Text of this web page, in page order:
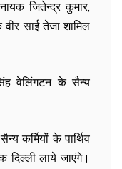
जितेन्द्र कुमार,
साई तेजा शामिल
वेलिंगटन के सैन्य
कर्मियों के पार्थिव
लाये जाएंगे।